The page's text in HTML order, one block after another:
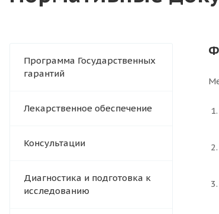
Программа Государственных
гарантий
Лекарственное обеспечение
Консультации
Диагностика и подготовка к
исследованию